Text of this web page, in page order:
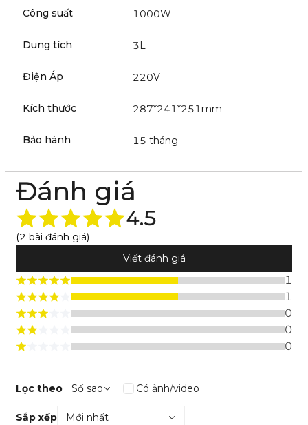
1000W
3L
220V
287*241*251mm
15 tháng
Công suất
Dung tích
Điện Áp
Kích thước
Bảo hành
Đánh giá
4.5
(2 bài đánh giá)
Viết đánh giá
1
1
0
0
0
Lọc theo Số sao Có ảnh/video
Sắp xếp Mới nhất